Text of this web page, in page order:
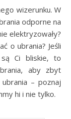
wizerunku. W
odporne na
elektryzowały?
o ubrania? Jeśli
są Ci bliskie, to
aby zbyt
ubrania – poznaj
hi i nie tylko.